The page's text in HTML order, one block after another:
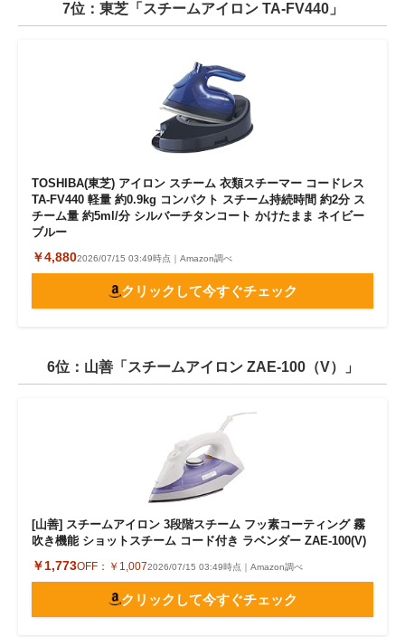
7位：東芝「スチームアイロン TA-FV440」
TOSHIBA(東芝) アイロン スチーム 衣類スチーマー コードレス
TA-FV440 軽量 約0.9kg コンパクト スチーム持続時間 約2分 ス
チーム量 約5ml/分 シルバーチタンコート かけたまま ネイビー
ブルー
￥4,8802026/07/15 03:49時点｜Amazon調べ
クリックして今すぐチェック
6位：山善「スチームアイロン ZAE-100（V）」
[山善] スチームアイロン 3段階スチーム フッ素コーティング 霧
吹き機能 ショットスチーム コード付き ラベンダー ZAE-100(V)
￥1,773OFF： ￥1,0072026/07/15 03:49時点｜Amazon調べ
クリックして今すぐチェック